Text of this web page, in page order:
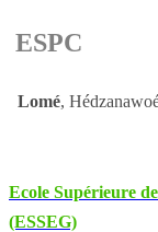
ESPC
Lomé,
Ecole Supérieure
(ESSEG)